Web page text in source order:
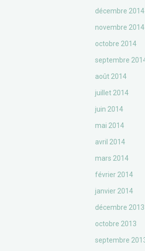
décembre 2014
novembre 2014
octobre 2014
septembre
août 2014
juillet 2014
juin 2014
mai 2014
avril 2014
mars 2014
février 2014
janvier 2014
décembre 2013
octobre 2013
septembre